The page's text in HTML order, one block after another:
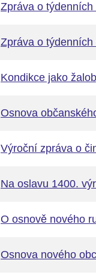
Zpráva o týdenních
Zpráva o týdenních
Kondikce jako
Osnova
Výroční zpráva o
Na oslavu 1400.
O osnově nového
Osnova nového